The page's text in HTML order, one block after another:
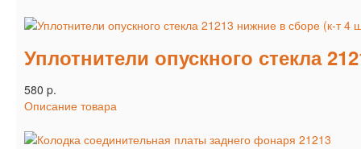
Уплотнители опускного стекла
580 p.
Описание товара